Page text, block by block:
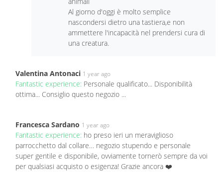
Al giorno d'oggi è molto semplice
nascondersi dietro una tastiera,e non
ammettere l'incapacità nel prendersi cura di
una creatura.
Valentina Antonaci 1 year ago
Fantastic experience: Personale qualificato... Disponibilità
ottima... Consiglio questo negozio ...
Francesca Sardano 1 year ago
Fantastic experience: ho preso ieri un meraviglioso
parrocchetto dal collare… negozio stupendo e personale
super gentile e disponibile, ovviamente tornerò sempre da voi
per qualsiasi acquisto o esigenza! Grazie ancora ❤️